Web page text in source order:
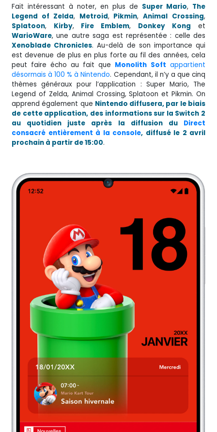
Fait intéressant à noter, en plus de Super Mario, The
Legend of Zelda, Metroid, Pikmin,Animal Crossing,
Splatoon, Kirby, Fire Emblem, Donkey Kong et
WarioWare, une autre saga est représentée : celle des
Xenoblade Chronicles. Au-delà de son importance qui
est devenue de plus en plus forte au fil des années, cela
peut faire écho au fait que Monolith Soft appartient
désormais à 100 % à Nintendo. Cependant, il n’y a que cinq
thèmes généraux pour l’application : Super Mario, The
Legend of Zelda, Animal Crossing, Splatoon et Pikmin. On
apprend également que Nintendo diffusera, par le biais
de cette application, des informations sur la Switch 2
au quotidien juste après la diffusion du Direct
consacré entièrement à la console, diffusé le 2 avril
prochain à partir de 15:00.